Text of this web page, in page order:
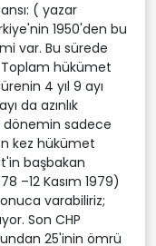
( yazar
1950'den bu
var. Bu sürede
Toplam hükümet
4 yıl 9 ayı
da azınlık
dönemin sadece
kez hükümet
başbakan
–12 Kasım 1979)
varabiliriz;
Son CHP
25'inin ömrü